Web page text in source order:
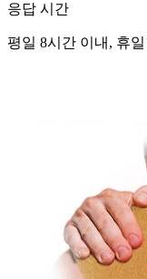
응답 시간
평일 8시간 이내, 휴일